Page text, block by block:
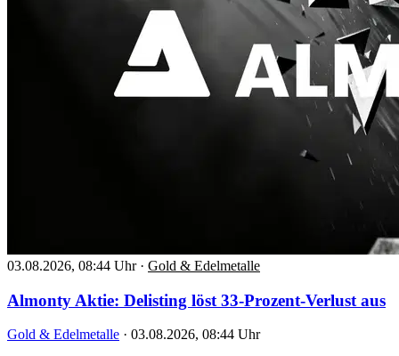
03.08.2026, 08:44 Uhr · Gold & Edelmetalle
Almonty Aktie: Delisting löst 33-Prozent-Verlust aus
Gold & Edelmetalle · 03.08.2026, 08:44 Uhr